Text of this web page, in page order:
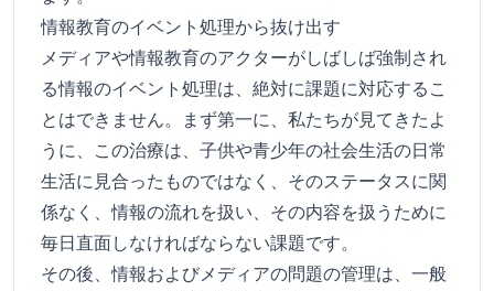
情報教育のイベント処理から抜け出す
メディアや情報教育のアクターがしばしば強制され
る情報のイベント処理は、絶対に課題に対応するこ
とはできません。まず第一に、私たちが見てきたよ
うに、この治療は、子供や青少年の社会生活の日常
生活に見合ったものではなく、そのステータスに関
係なく、情報の流れを扱い、その内容を扱うために
毎日直面しなければならない課題です。
その後、情報およびメディアの問題の管理は、一般